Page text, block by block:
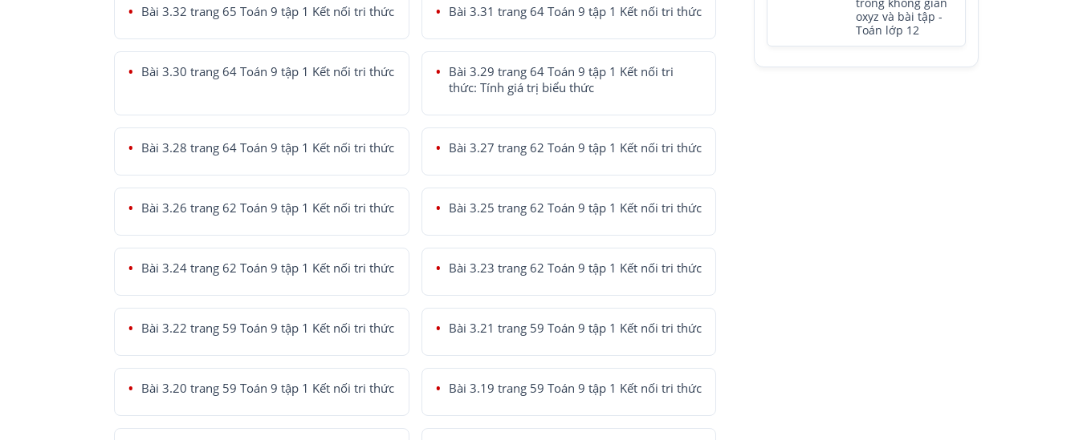
Bài 3.32 trang 65 Toán 9 tập 1 Kết nối tri thức Bài 3.31 trang 64 Toán 9 tập 1 Kết nối tri thức
Bài 3.30 trang 64 Toán 9 tập 1 Kết nối tri thức
Bài 3.29 trang 64 Toán 9 tập 1 Kết nối tri
thức: Tính giá trị biểu thức
Bài 3.28 trang 64 Toán 9 tập 1 Kết nối tri thức Bài 3.27 trang 62 Toán 9 tập 1 Kết nối tri thức
Bài 3.26 trang 62 Toán 9 tập 1 Kết nối tri thức Bài 3.25 trang 62 Toán 9 tập 1 Kết nối tri thức
Bài 3.24 trang 62 Toán 9 tập 1 Kết nối tri thức Bài 3.23 trang 62 Toán 9 tập 1 Kết nối tri thức
Bài 3.22 trang 59 Toán 9 tập 1 Kết nối tri thức Bài 3.21 trang 59 Toán 9 tập 1 Kết nối tri thức
Bài 3.20 trang 59 Toán 9 tập 1 Kết nối tri thức Bài 3.19 trang 59 Toán 9 tập 1 Kết nối tri thức
trong không gian
oxyz và bài tập -
Toán lớp 12